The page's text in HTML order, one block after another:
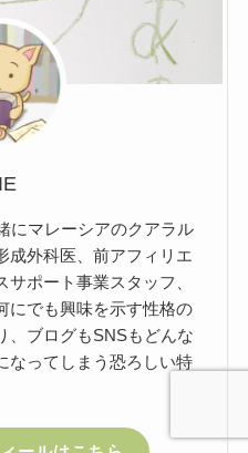
にマレーシアのクアラル
成外科医、前アフィリエ
ポート事業スタッフ、
にでも興味を示す性格の
、ブログもSNSもどんな
なってしまう恐ろしい特